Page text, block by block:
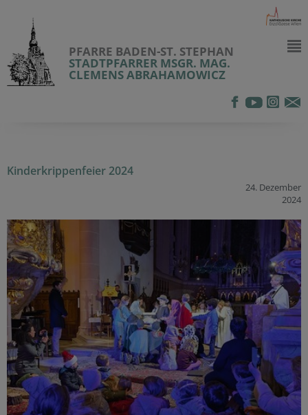
PFARRE BADEN-ST. STEPHAN
STADTPFARRER MSGR. MAG.
CLEMENS ABRAHAMOWICZ
Kinderkrippenfeier 2024
24. Dezember
2024